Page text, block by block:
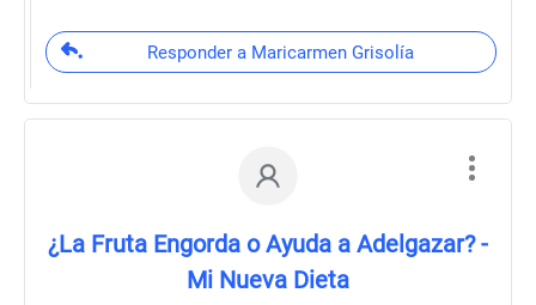
Responder a Maricarmen Grisolía
¿La Fruta Engorda o Ayuda a Adelgazar? -
Mi Nueva Dieta